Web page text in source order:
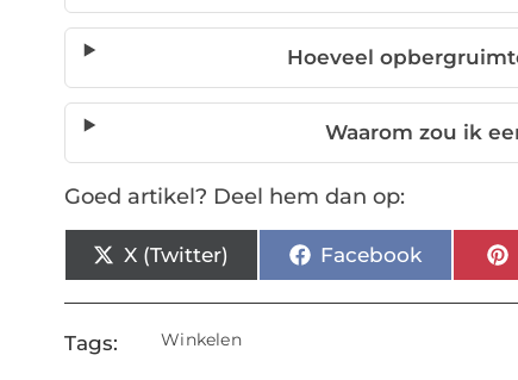
Hoeveel
Waarom zou ik
Goed artikel? Deel hem dan op:
X (Twitter) Facebook
Tags: Winkelen